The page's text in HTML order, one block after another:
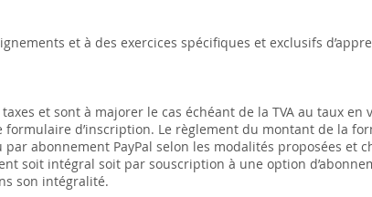
et à des exercices spécifiques et exclusifs
et sont à majorer le cas échéant de la TVA au taux en
d’inscription. Le règlement du montant de la
abonnement PayPal selon les modalités proposées et
soit intégral soit par souscription à une option
son intégralité.